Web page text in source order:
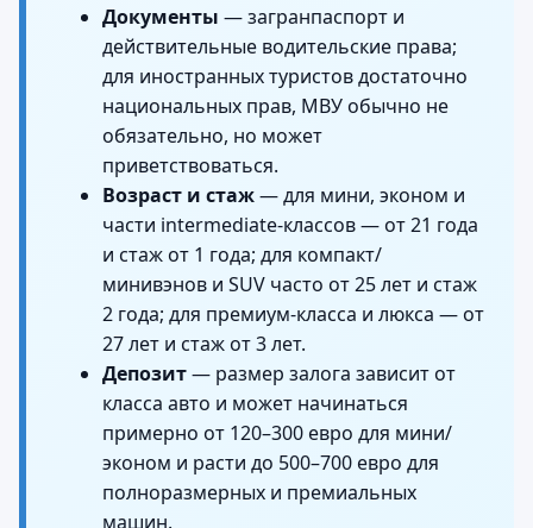
Документы — загранпаспорт и
действительные водительские права;
для иностранных туристов достаточно
национальных прав, МВУ обычно не
обязательно, но может
приветствоваться.
Возраст и стаж— для мини, эконом и
части intermediate‑классов — от 21 года
и стаж от 1 года; для компакт/
минивэнов и SUV часто от 25 лет и стаж
2 года; для премиум‑класса и люкса — от
27 лет и стаж от 3 лет.
Депозит— размер залога зависит от
класса авто и может начинаться
примерно от 120–300 евро для мини/
эконом и расти до 500–700 евро для
полноразмерных и премиальных
машин.